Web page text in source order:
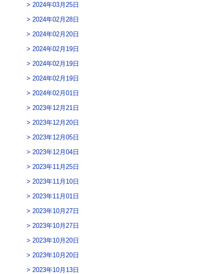
2024年03月25日
2024年02月28日
2024年02月20日
2024年02月19日
2024年02月19日
2024年02月19日
2024年02月01日
2023年12月21日
2023年12月20日
2023年12月05日
2023年12月04日
2023年11月25日
2023年11月10日
2023年11月01日
2023年10月27日
2023年10月27日
2023年10月20日
2023年10月20日
2023年10月13日